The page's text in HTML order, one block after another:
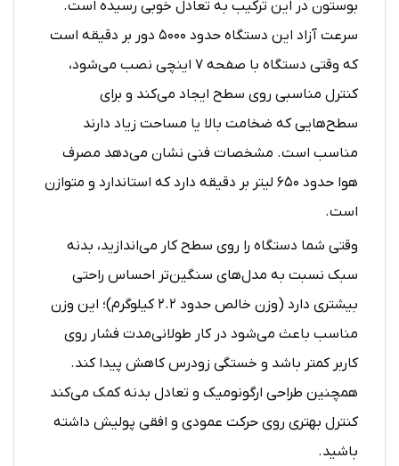
بوستون در این ترکیب به تعادل خوبی رسیده است.
سرعت آزاد این دستگاه حدود ۵۰۰۰ دور بر دقیقه است
که وقتی دستگاه با صفحه ۷ اینچی نصب می‌شود،
کنترل مناسبی روی سطح ایجاد می‌کند و برای
سطح‌هایی که ضخامت بالا یا مساحت زیاد دارند
مناسب است. مشخصات فنی نشان می‌دهد مصرف
هوا حدود ۶۵۰ لیتر بر دقیقه دارد که استاندارد و متوازن
است.
وقتی شما دستگاه را روی سطح کار می‌اندازید، بدنه
سبک نسبت به مدل‌های سنگین‌تر احساس راحتی
بیشتری دارد (وزن خالص حدود ۲.۲ کیلوگرم)؛ این وزن
مناسب باعث می‌شود در کار طولانی‌مدت فشار روی
کاربر کمتر باشد و خستگی زودرس کاهش پیدا کند.
همچنین طراحی ارگونومیک و تعادل بدنه کمک می‌کند
کنترل بهتری روی حرکت عمودی و افقی پولیش داشته
باشید.